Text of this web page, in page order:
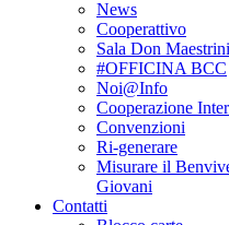
News
Cooperattivo
Sala Don Maestrini
#OFFICINA BCC
Noi@Info
Cooperazione
Convenzioni
Ri-generare
Misurare il
Giovani
Contatti